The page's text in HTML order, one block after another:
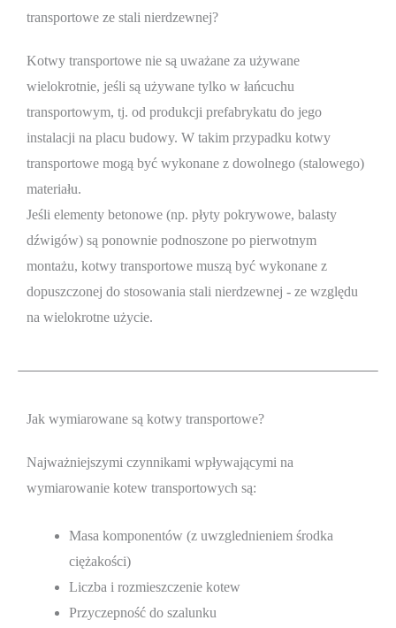
transportowe ze stali nierdzewnej?
Kotwy transportowe nie są uważane za używane
wielokrotnie, jeśli są używane tylko w łańcuchu
transportowym, tj. od produkcji prefabrykatu do jego
instalacji na placu budowy. W takim przypadku kotwy
transportowe mogą być wykonane z dowolnego (stalowego)
materiału.
Jeśli elementy betonowe (np. płyty pokrywowe, balasty
dźwigów) są ponownie podnoszone po pierwotnym
montażu, kotwy transportowe muszą być wykonane z
dopuszczonej do stosowania stali nierdzewnej - ze względu
na wielokrotne użycie.
Jak wymiarowane są kotwy transportowe?
Najważniejszymi czynnikami wpływającymi na
wymiarowanie kotew transportowych są:
Masa komponentów (z uwzglednieniem środka
ciężakości)
Liczba i rozmieszczenie kotew
Przyczepność do szalunku